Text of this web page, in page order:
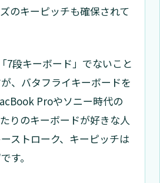
のキーピッチも確保されて
7段キーボード」でないこと
、バタフライキーボードを
Proやソニー時代の
りのキーボードが好きな人
ストローク、キーピッチは
す。